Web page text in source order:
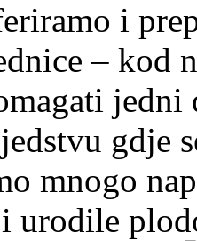
i
– kod
gdje
mnogo
urodile